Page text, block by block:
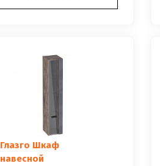
Глазго Шкаф
навесной